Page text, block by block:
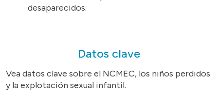
desaparecidos.
Datos clave
Vea datos clave sobre el NCMEC, los niños perdidos
y la explotación sexual infantil.